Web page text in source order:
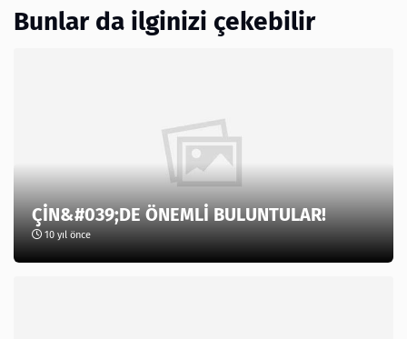
Bunlar da ilginizi çekebilir
ÇİN&#039;DE ÖNEMLİ BULUNTULAR!
10 yıl önce